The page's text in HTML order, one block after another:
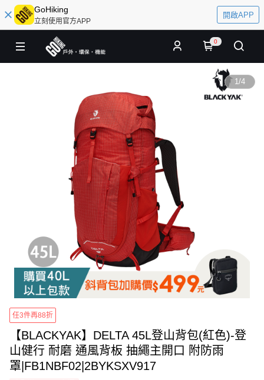
GoHiking
立刻使用官方APP
開啟APP
0
1/4
任3件再88折
【BLACKYAK】DELTA 45L登山背包(紅色)-登
山健行 耐磨 通風背板 抽繩主開口 附防雨
罩|FB1NBF02|2BYKSXV917